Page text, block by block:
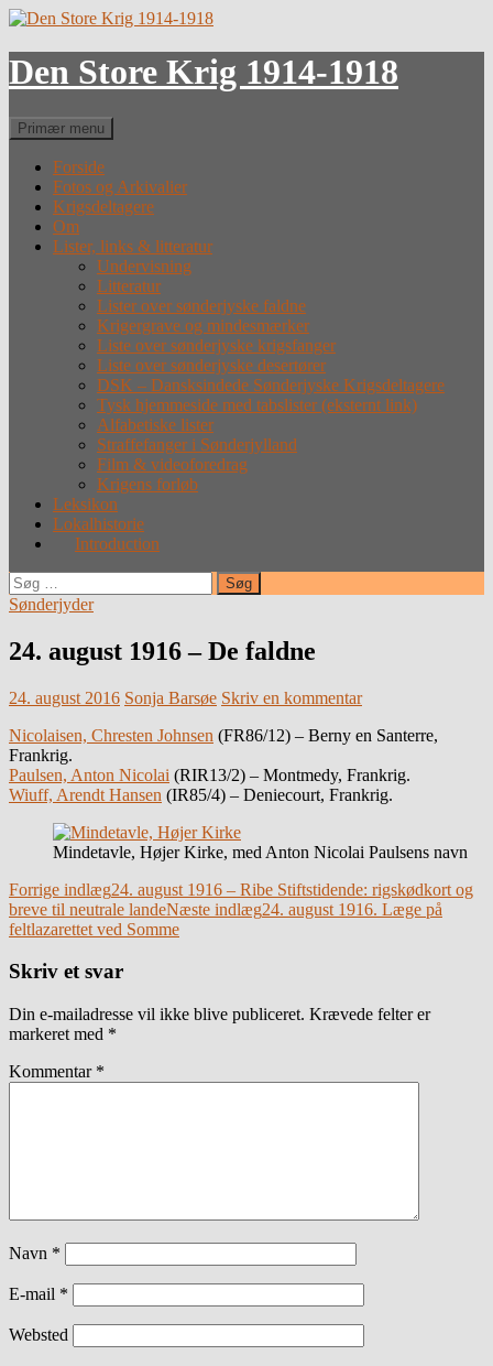
Hop
indhold
Den Store Krig 1914-1918
Søg
Primær menu
Forside
Fotos og Arkivalier
Krigsdeltagere
Om
Lister, links & litteratur
Undervisning
Litteratur
Lister over sønderjyske faldne
Krigergrave og mindesmærker
Liste over sønderjyske krigsfanger
Liste over sønderjyske desertører
DSK – Dansksindede Sønderjyske Krigsdeltagere
Tysk hjemmeside med tabslister (eksternt link)
Alfabetiske lister
Straffefanger i Sønderjylland
Film & videoforedrag
Krigens forløb
Leksikon
Lokalhistorie
Introduction
Søg
efter:
Sønderjyder
24. august 1916 – De faldne
24. august 2016 Sonja Barsøe Skriv en kommentar
Nicolaisen, Chresten Johnsen (FR86/12) – Berny en Santerre,
Frankrig.
Paulsen, Anton Nicolai (RIR13/2) – Montmedy, Frankrig.
Wiuff, Arendt Hansen (IR85/4) – Deniecourt, Frankrig.
Mindetavle, Højer Kirke, med Anton Nicolai Paulsens navn
Indlægsnavigation
Forrige indlæg24. august 1916 – Ribe Stiftstidende: rigskødkort og
breve til neutrale landeNæste indlæg24. august 1916. Læge på
feltlazarettet ved Somme
Skriv et svar
Din e-mailadresse vil ikke blive publiceret. Krævede felter er
markeret med *
Kommentar *
Navn *
E-mail *
Websted